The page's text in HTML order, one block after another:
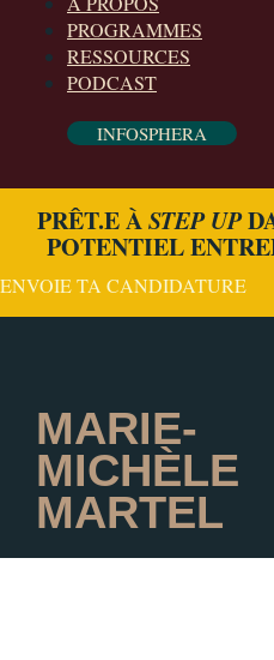
PROGRAMMES
RESSOURCES
PODCAST
INFOSPHERA
PRÊT.E ÀSTEP UP
POTENTIEL
ENVOIE TA CANDIDATURE
MARIE-
MICHÈLE
MARTEL